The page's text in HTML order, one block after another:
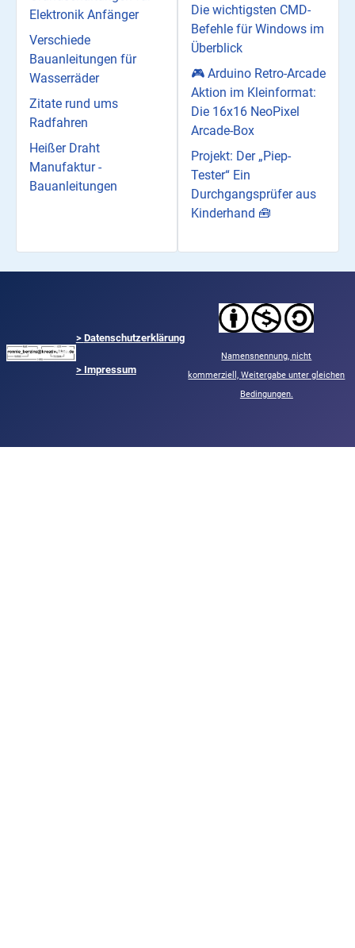
Elektronik Anfänger
Verschiede
Bauanleitungen für
Wasserräder
Zitate rund ums
Radfahren
Heißer Draht
Manufaktur -
Bauanleitungen
Die wichtigsten CMD-
Befehle für Windows im
Überblick
🎮 Arduino Retro-Arcade
Aktion im Kleinformat:
Die 16x16 NeoPixel
Arcade-Box
Projekt: Der „Piep-
Tester“ Ein
Durchgangsprüfer aus
Kinderhand 🧰
> Datenschutzerklärung
> Impressum
Namensnennung,nicht
kommerziell,Weitergabe unter gleichen
Bedingungen.